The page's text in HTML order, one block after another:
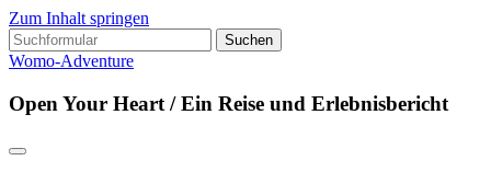
Zum Inhalt springen
Suchen
nach:
Womo-Adventure
Open Your Heart / Ein Reise und Erlebnisbericht